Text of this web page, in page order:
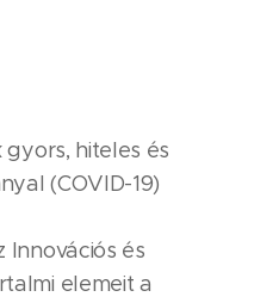
hiteles és
(COVID-19)
Innovációs és
elemeit a